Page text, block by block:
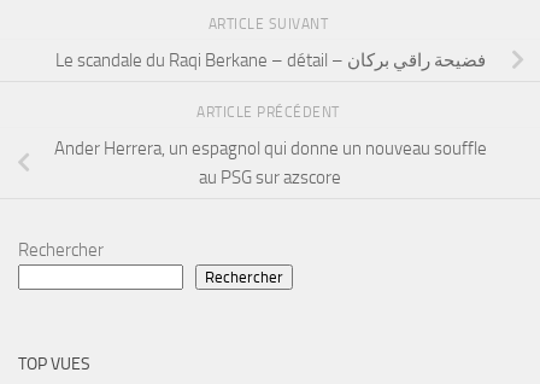
ARTICLE SUIVANT
Le scandale du Raqi Berkane – détail – فضيحة راقي بركان
ARTICLE PRÉCÉDENT
Ander Herrera, un espagnol qui donne un nouveau souffle
au PSG sur azscore
Rechercher
Rechercher
TOP VUES